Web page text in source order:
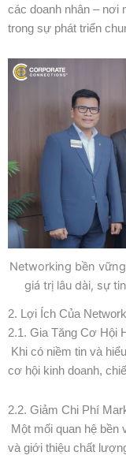
các doanh nhân – nơi
trong sự phát triển
Networking bền
giá trị lâu dài, sự
2. Lợi Ích Của
2.1. Gia Tăng Cơ Hội
Khi có niềm tin và
cơ hội kinh doanh,
2.2. Giảm Chi Phí
Một mối quan hệ
và giới thiệu chất